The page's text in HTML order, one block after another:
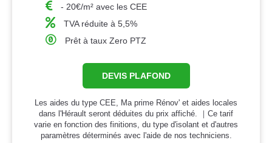
- 20€/m² avec les CEE
TVA réduite à 5,5%
Prêt à taux Zero PTZ
DEVIS PLAFOND
Les aides du type CEE, Ma prime Rénov' et aides locales
dans l'Hérault seront déduites du prix affiché. ｜Ce tarif
varie en fonction des finitions, du type d'isolant et d'autres
paramètres déterminés avec l'aide de nos techniciens.